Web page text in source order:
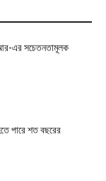
এর সচেতনতামূলক
পারে শত বছরের